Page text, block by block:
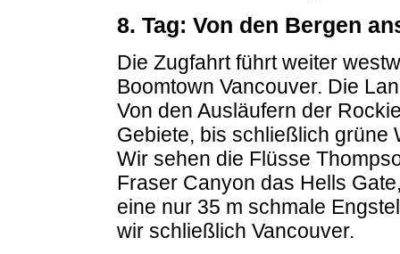
8. Tag: Von den Bergen
Die Zugfahrt führt weiter
Boomtown Vancouver. Die
Von den Ausläufern der
Gebiete, bis schließlich grüne
Wir sehen die Flüsse
Fraser Canyon das Hells
eine nur 35 m schmale
wir schließlich Vancouver.